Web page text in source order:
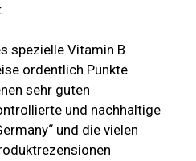
spezielle Vitamin B
ordentlich Punkte
sehr guten
und nachhaltige
und die vielen